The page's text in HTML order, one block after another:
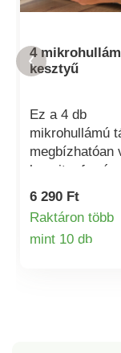
4
kesztyű
Ez a 4 db
mikrohullámú
megbízhatóan
kezeit a forró
levesekkel,
szemben.
melegítéshez és
6 290 Ft
Raktáron több
mint 10 db